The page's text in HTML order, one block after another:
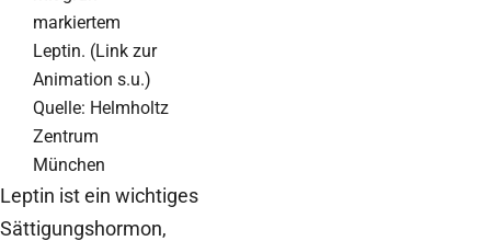
markiertem
Leptin. (Link zur
Animation s.u.)
Quelle: Helmholtz
Zentrum
München
Leptin ist ein wichtiges
Sättigungshormon,